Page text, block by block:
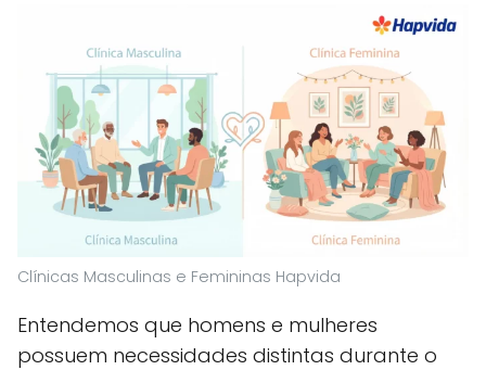
Clínicas Masculinas e Femininas Hapvida
Entendemos que homens e mulheres
possuem necessidades distintas durante o